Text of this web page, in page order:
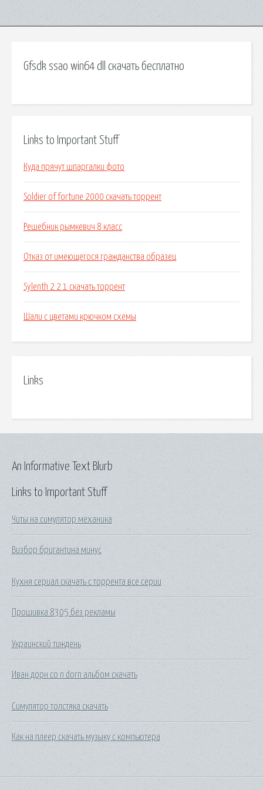
Gfsdk ssao win64 dll скачать бесплатно
Links to Important Stuff
Куда прячут шпаргалки фото
Soldier of fortune 2000 скачать торрент
Решебник рымкевич 8 класс
Отказ от имеющегося гражданства образец
Sylenth 2 2 1 скачать торрент
Шали с цветами крючком схемы
Links
Links to Important Stuff
Читы на симулятор механика
Визбор бригантина минус
Кухня сериал скачать с торрента все серии
Прошивка 8305 без рекламы
Украинский тиждень
Иван дорн co n dorn альбом скачать
Симулятор толстяка скачать
Как на плеер скачать музыку с компьютера
An Informative Text Blurb